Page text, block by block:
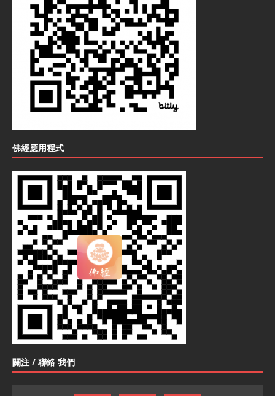
佛經應用程式
關注 / 聯絡 我們